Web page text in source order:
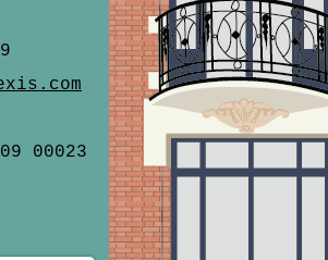
00023